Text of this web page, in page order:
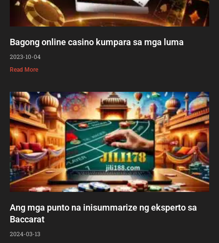
Bagong online casino kumpara sa mga luma
2023-10-04
Read More
Ang mga punto na inisummarize ng eksperto sa
Baccarat
2024-03-13